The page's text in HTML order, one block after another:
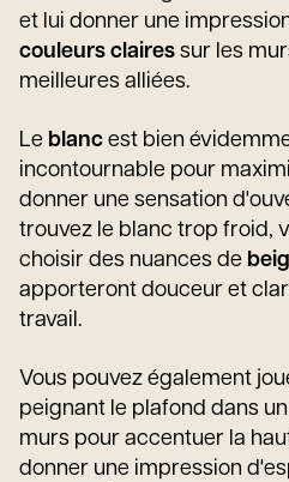
et lui donner une
couleurs claires sur les
meilleures alliées.
Le blanc est bien
incontournable pour
donner une sensation
trouvez le blanc trop froid,
choisir des nuances de
apporteront douceur et
travail.
Vous pouvez également
peignant le plafond dans
murs pour accentuer la
donner une impression